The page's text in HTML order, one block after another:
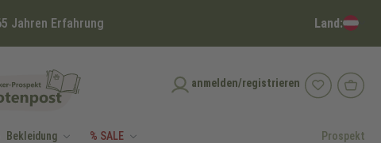
Jahren Erfahrung Land:
anmelden/registrieren
Bekleidung % SALE Prospekt